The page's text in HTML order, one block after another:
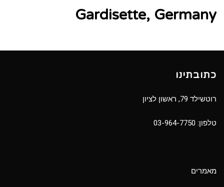
Gardisette,
Germany
Gardisette, Germany
כתובתינו
רוטשילד 79, ראשון לציון
טלפון: 03-964-7750
מאמרים